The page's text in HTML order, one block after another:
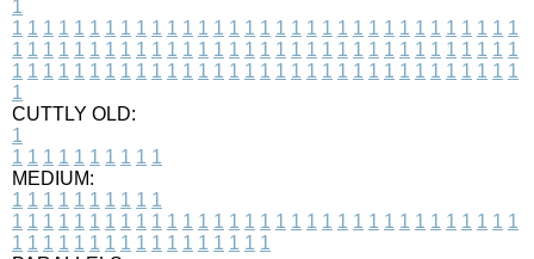
1
1 1 1 1 1 1 1 1 1 1 1 1 1 1 1 1 1 1 1 1 1 1 1 1 1 1 1 1 1 1 1 1 1
1 1 1 1 1 1 1 1 1 1 1 1 1 1 1 1 1 1 1 1 1 1 1 1 1 1 1 1 1 1 1 1 1
1 1 1 1 1 1 1 1 1 1 1 1 1 1 1 1 1 1 1 1 1 1 1 1 1 1 1 1 1 1 1 1 1
1
CUTTLY OLD:
1
1 1 1 1 1 1 1 1 1 1
MEDIUM:
1 1 1 1 1 1 1 1 1 1
1 1 1 1 1 1 1 1 1 1 1 1 1 1 1 1 1 1 1 1 1 1 1 1 1 1 1 1 1 1 1 1 1
1 1 1 1 1 1 1 1 1 1 1 1 1 1 1 1 1